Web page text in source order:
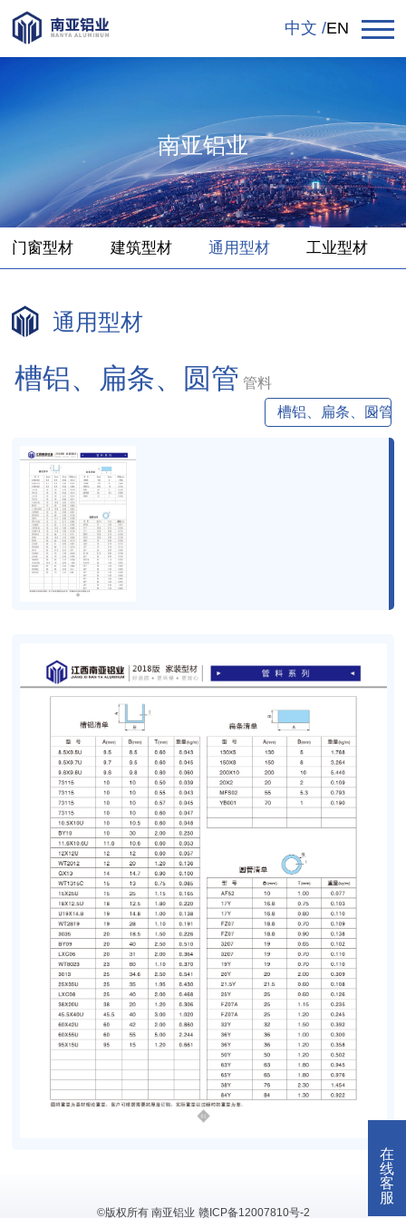
中文 /EN
南亚铝业
门窗型材 建筑型材 通用型材 工业型材
通用型材
槽铝、扁条、圆管 管料
在
线
客
服
©版权所有 南亚铝业 赣ICP备12007810号-2